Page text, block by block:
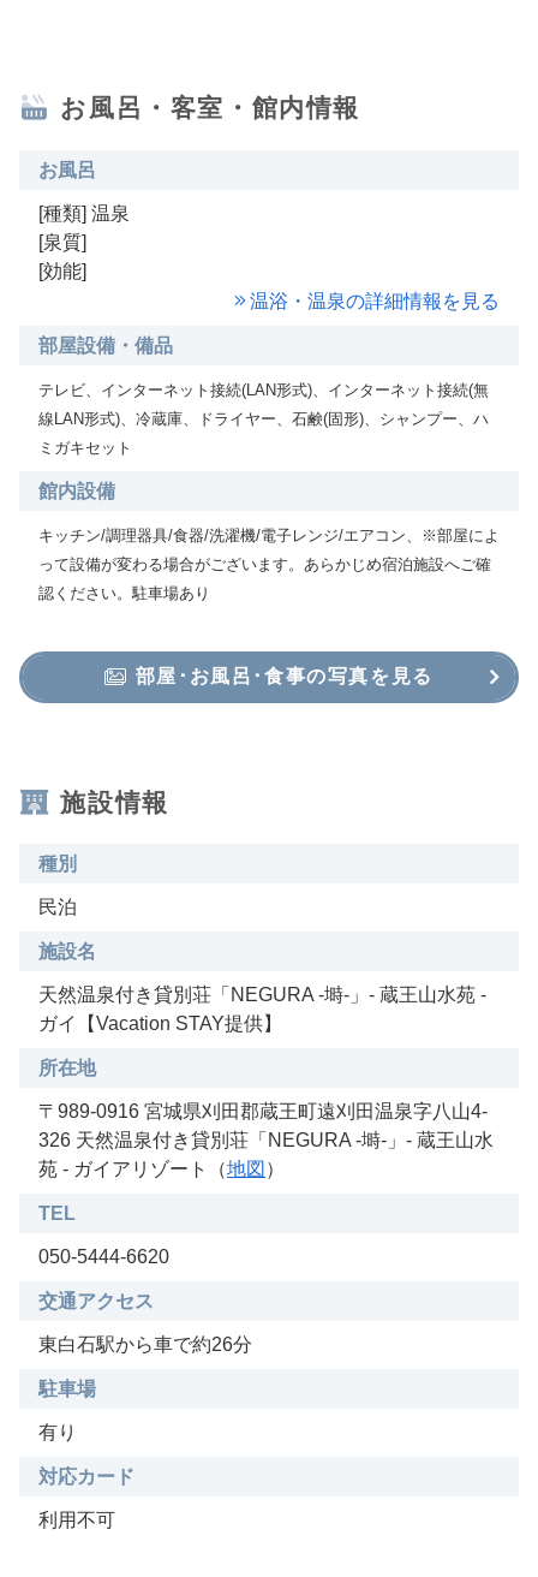
お風呂・客室・館内情報
お風呂
[種類] 温泉
[泉質]
[効能]
温浴・温泉の詳細情報を見る
部屋設備・備品
テレビ、インターネット接続(LAN形式)、インターネット接続(無
線LAN形式)、冷蔵庫、ドライヤー、石鹸(固形)、シャンプー、ハ
ミガキセット
館内設備
キッチン/調理器具/食器/洗濯機/電子レンジ/エアコン、※部屋によ
って設備が変わる場合がございます。あらかじめ宿泊施設へご確
認ください。駐車場あり
部屋･お風呂･食事の写真を見る
施設情報
種別
民泊
施設名
天然温泉付き貸別荘「NEGURA -塒-」- 蔵王山水苑 -
ガイ【Vacation STAY提供】
所在地
〒989-0916 宮城県刈田郡蔵王町遠刈田温泉字八山4-
326 天然温泉付き貸別荘「NEGURA -塒-」- 蔵王山水
苑 - ガイアリゾート（地図 ）
TEL
050-5444-6620
交通アクセス
東白石駅から車で約26分
駐車場
有り
対応カード
利用不可